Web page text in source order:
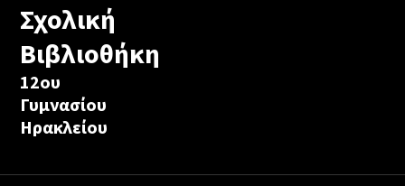
Σχολική
Βιβλιοθήκη
12ου
Γυμνασίου
Ηρακλείου